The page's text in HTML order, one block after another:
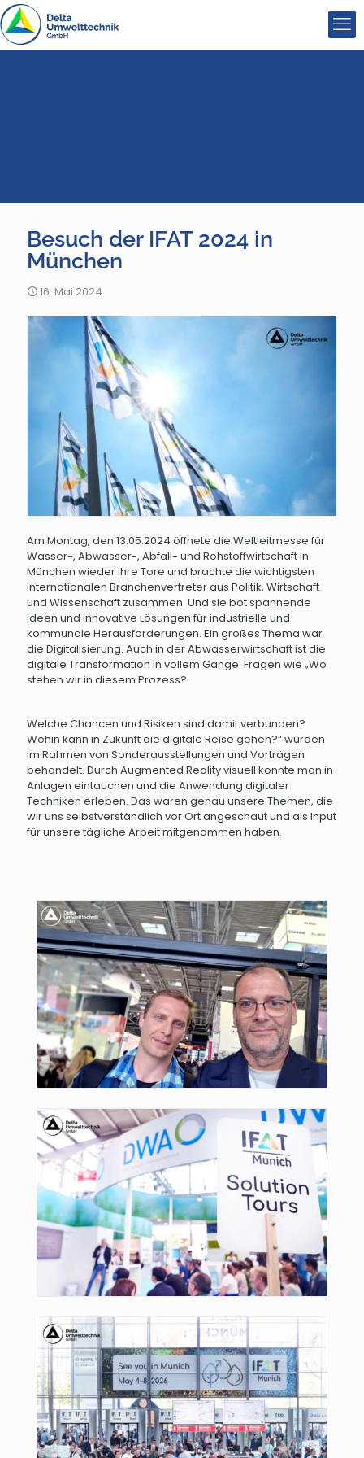
Besuch der IFAT 2024 in
München
16. Mai 2024
Am Montag, den 13.05.2024 öffnete die Weltleitmesse für
Wasser-, Abwasser-, Abfall- und Rohstoffwirtschaft in
München wieder ihre Tore und brachte die wichtigsten
internationalen Branchenvertreter aus Politik, Wirtschaft
und Wissenschaft zusammen. Und sie bot spannende
Ideen und innovative Lösungen für industrielle und
kommunale Herausforderungen. Ein großes Thema war
die Digitalisierung. Auch in der Abwasserwirtschaft ist die
digitale Transformation in vollem Gange. Fragen wie „Wo
stehen wir in diesem Prozess?
Welche Chancen und Risiken sind damit verbunden?
Wohin kann in Zukunft die digitale Reise gehen?“ wurden
im Rahmen von Sonderausstellungen und Vorträgen
behandelt. Durch Augmented Reality visuell konnte man in
Anlagen eintauchen und die Anwendung digitaler
Techniken erleben. Das waren genau unsere Themen, die
wir uns selbstverständlich vor Ort angeschaut und als Input
für unsere tägliche Arbeit mitgenommen haben.